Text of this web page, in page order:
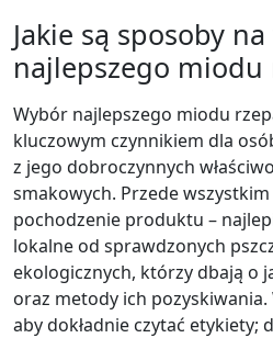
Jakie są sposoby
najlepszego miodu
Wybór najlepszego miodu
kluczowym czynnikiem dla
z jego dobroczynnych
smakowych. Przede
pochodzenie produktu –
lokalne od sprawdzonych
ekologicznych, którzy dbają o
oraz metody ich
aby dokładnie czytać etykiety;